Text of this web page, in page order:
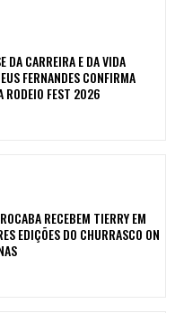
DA CARREIRA E DA VIDA
FERNANDES CONFIRMA
RODEIO FEST 2026
RECEBEM TIERRY EM
EDIÇÕES DO CHURRASCO ON